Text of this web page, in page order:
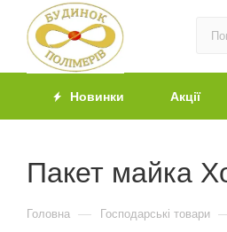
Новинки Акції
Пакет майка
Головна — Господарські товари